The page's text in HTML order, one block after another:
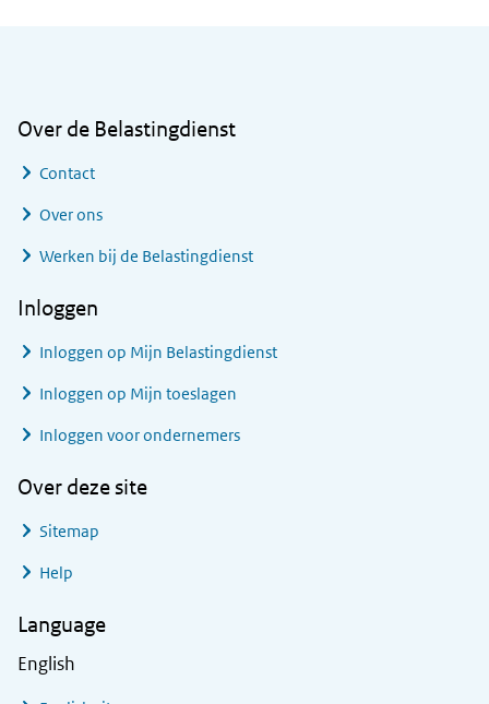
Over de Belastingdienst
Contact
Over ons
Werken bij de Belastingdienst
Inloggen
Inloggen op Mijn Belastingdienst
Inloggen op Mijn toeslagen
Inloggen voor ondernemers
Over deze site
Sitemap
Help
Language
English